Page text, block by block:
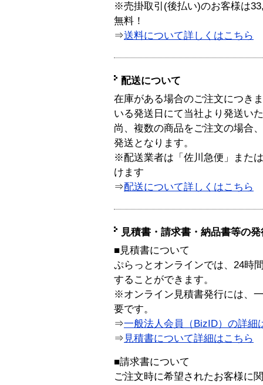
※売掛取引(後払い)のお客様は
無料！
⇒送料について詳しくはこちら
配送について
在庫がある場合のご注文につき
いる発送日にて当社より発送い
尚、複数の商品をご注文の場合
発送となります。
※配送業者は「佐川急便」また
けます
⇒配送について詳しくはこちら
見積書・請求書・納品書等の
■見積書について
ぷらっとオンラインでは、24時
することができます。
※オンライン見積書発行には、
要です。
⇒一般法人会員（BizID）の詳細
⇒ 見積書について詳細はこちら
■請求書について
ご注文時に希望されたお客様に